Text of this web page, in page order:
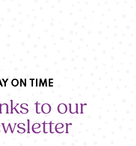
ON TIME
to our